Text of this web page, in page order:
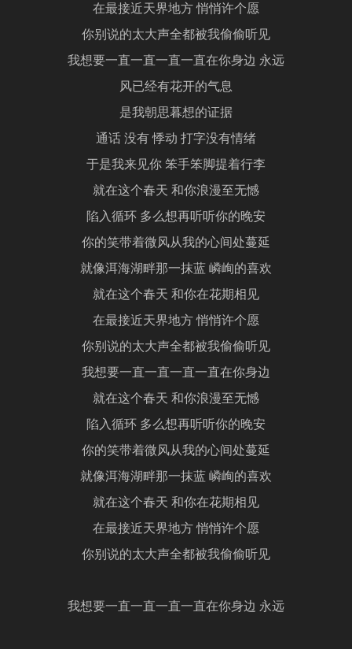
在最接近天界地方 悄悄许个愿
你别说的太大声全都被我偷偷听见
我想要一直一直一直一直在你身边 永远
风已经有花开的气息
是我朝思暮想的证据
通话 没有 悸动 打字没有情绪
于是我来见你 笨手笨脚提着行李
就在这个春天 和你浪漫至无憾
陷入循环 多么想再听听你的晚安
你的笑带着微风从我的心间处蔓延
就像洱海湖畔那一抹蓝 嶙峋的喜欢
就在这个春天 和你在花期相见
在最接近天界地方 悄悄许个愿
你别说的太大声全都被我偷偷听见
我想要一直一直一直一直在你身边
就在这个春天 和你浪漫至无憾
陷入循环 多么想再听听你的晚安
你的笑带着微风从我的心间处蔓延
就像洱海湖畔那一抹蓝 嶙峋的喜欢
就在这个春天 和你在花期相见
在最接近天界地方 悄悄许个愿
你别说的太大声全都被我偷偷听见
我想要一直一直一直一直在你身边 永远